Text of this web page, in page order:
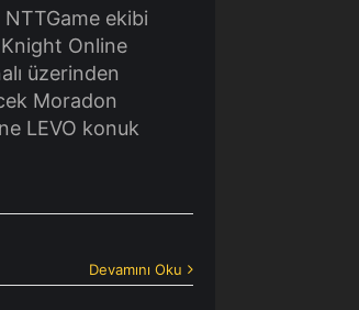
ekibi
Online
üzerinden
Moradon
LEVO konuk
Devamını Oku